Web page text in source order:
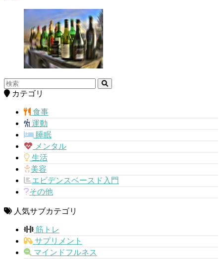
カテゴリ
食事
運動
睡眠
メンタル
生活
美容
エビデンスベースド入門
その他
人気サブカテゴリ
筋トレ
サプリメント
マインドフルネス